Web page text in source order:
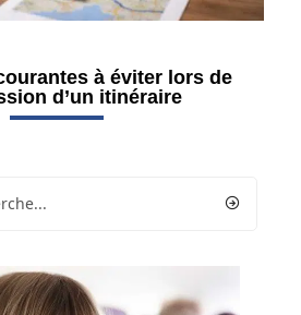
à éviter lors de
d’un itinéraire